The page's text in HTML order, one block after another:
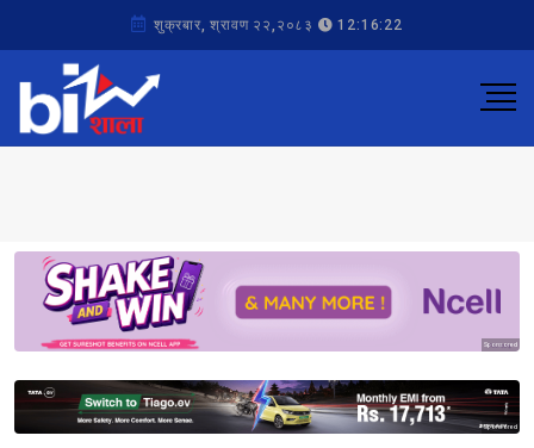
शुक्रबार, श्रावण २२,२०८३ 12:16:22
Sponsored
Sponsored